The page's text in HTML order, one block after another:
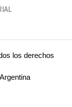
los derechos